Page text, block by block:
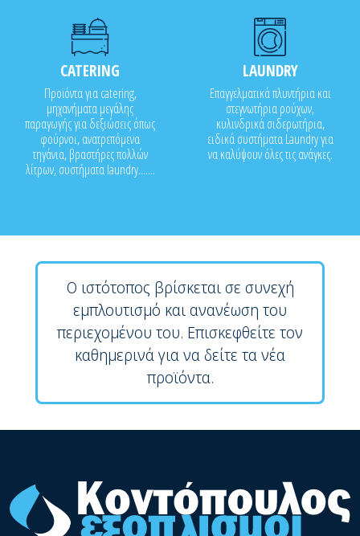
CATERING
Προϊόντα για catering,
μηχανήματα μεγάλης
παραγωγής για δεξιώσεις όπως
φούρνοι, ανατρεπόμενα
τηγάνια, βραστήρες πολλών
λίτρων, συστήματα laundry.......
LAUNDRY
Επαγγελματικά πλυντήρια και
στεγνωτήρια ρούχων,
κυλινδρικά σιδερωτήρια,
ειδικά συστήματα Laundry για
να καλύψουν όλες τις ανάγκες.
Ο ιστότοπος βρίσκεται σε συνεχή
εμπλουτισμό και ανανέωση του
περιεχομένου του. Επισκεφθείτε τον
καθημερινά για να δείτε τα νέα
προϊόντα.